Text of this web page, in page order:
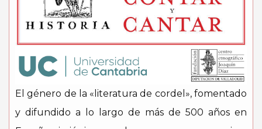
El género de la «literatura de cordel», fomentado
y difundido a lo largo de más de 500 años en